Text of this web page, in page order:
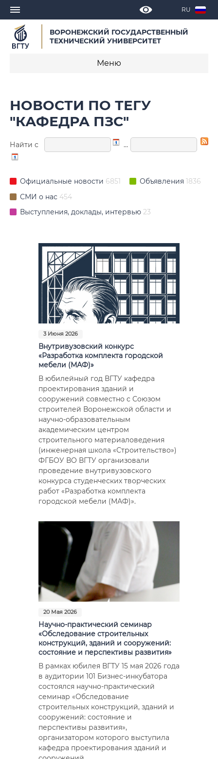
RU
ВОРОНЕЖСКИЙ ГОСУДАРСТВЕННЫЙ
ТЕХНИЧЕСКИЙ УНИВЕРСИТЕТ
Меню
Объявления
СМИ о нас
Выступления, доклады, интервью
Календарь мероприятий
Корпоративные издания
Видео
Анкеты и опросы
Контакты для СМИ
НОВОСТИ ПО ТЕГУ
"КАФЕДРА ПЗС"
Найти с …
Официальные новости 6851 Объявления 1836
СМИ о нас 454
Выступления, доклады, интервью 23
3 Июня 2026
Внутривузовский конкурс
«Разработка комплекта городской
мебели (МАФ)»
В юбилейный год ВГТУ кафедра
проектирования зданий и
сооружений совместно с Союзом
строителей Воронежской области и
научно-образовательным
академическим центром
строительного материаловедения
(инженерная школа «Строительство»)
ФГБОУ ВО ВГТУ организовали
проведение внутривузовского
конкурса студенческих творческих
работ «Разработка комплекта
городской мебели (МАФ)».
20 Мая 2026
Научно-практический семинар
«Обследование строительных
конструкций, зданий и сооружений:
состояние и перспективы развития»
В рамках юбилея ВГТУ 15 мая 2026 года
в аудитории 101 Бизнес-инкубатора
состоялся научно-практический
семинар «Обследование
строительных конструкций, зданий и
сооружений: состояние и
перспективы развития»,
организатором которого выступила
кафедра проектирования зданий и